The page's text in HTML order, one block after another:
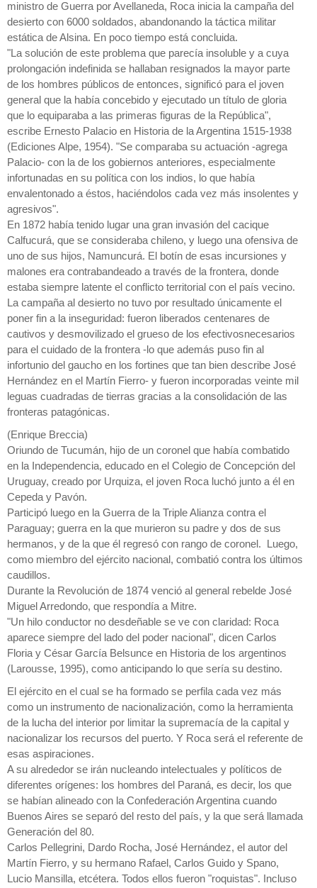
ministro de Guerra por Avellaneda, Roca inicia la campaña del
desierto con 6000 soldados, abandonando la táctica militar
estática de Alsina. En poco tiempo está concluida.
"La solución de este problema que parecía insoluble y a cuya
prolongación indefinida se hallaban resignados la mayor parte
de los hombres públicos de entonces, significó para el joven
general que la había concebido y ejecutado un título de gloria
que lo equiparaba a las primeras figuras de la República",
escribe Ernesto Palacio en Historia de la Argentina 1515-1938
(Ediciones Alpe, 1954). "Se comparaba su actuación -agrega
Palacio- con la de los gobiernos anteriores, especialmente
infortunadas en su política con los indios, lo que había
envalentonado a éstos, haciéndolos cada vez más insolentes y
agresivos".
En 1872 había tenido lugar una gran invasión del cacique
Calfucurá, que se consideraba chileno, y luego una ofensiva de
uno de sus hijos, Namuncurá. El botín de esas incursiones y
malones era contrabandeado a través de la frontera, donde
estaba siempre latente el conflicto territorial con el país vecino.
La campaña al desierto no tuvo por resultado únicamente el
poner fin a la inseguridad: fueron liberados centenares de
cautivos y desmovilizado el grueso de los efectivosnecesarios
para el cuidado de la frontera -lo que además puso fin al
infortunio del gaucho en los fortines que tan bien describe José
Hernández en el Martín Fierro- y fueron incorporadas veinte mil
leguas cuadradas de tierras gracias a la consolidación de las
fronteras patagónicas.
(Enrique Breccia)
Oriundo de Tucumán, hijo de un coronel que había combatido
en la Independencia, educado en el Colegio de Concepción del
Uruguay, creado por Urquiza, el joven Roca luchó junto a él en
Cepeda y Pavón.
Participó luego en la Guerra de la Triple Alianza contra el
Paraguay; guerra en la que murieron su padre y dos de sus
hermanos, y de la que él regresó con rango de coronel. Luego,
como miembro del ejército nacional, combatió contra los últimos
caudillos.
Durante la Revolución de 1874 venció al general rebelde José
Miguel Arredondo, que respondía a Mitre.
"Un hilo conductor no desdeñable se ve con claridad: Roca
aparece siempre del lado del poder nacional", dicen Carlos
Floria y César García Belsunce en Historia de los argentinos
(Larousse, 1995), como anticipando lo que sería su destino.
El ejército en el cual se ha formado se perfila cada vez más
como un instrumento de nacionalización, como la herramienta
de la lucha del interior por limitar la supremacía de la capital y
nacionalizar los recursos del puerto. Y Roca será el referente de
esas aspiraciones.
A su alrededor se irán nucleando intelectuales y políticos de
diferentes orígenes: los hombres del Paraná, es decir, los que
se habían alineado con la Confederación Argentina cuando
Buenos Aires se separó del resto del país, y la que será llamada
Generación del 80.
Carlos Pellegrini, Dardo Rocha, José Hernández, el autor del
Martín Fierro, y su hermano Rafael, Carlos Guido y Spano,
Lucio Mansilla, etcétera. Todos ellos fueron "roquistas". Incluso